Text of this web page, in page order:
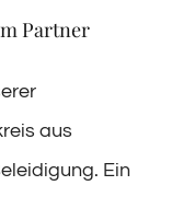
Partner
aus
Ein